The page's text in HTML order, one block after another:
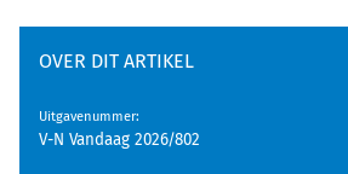
OVER DIT ARTIKEL
Uitgavenummer:
V-N Vandaag 2026/802